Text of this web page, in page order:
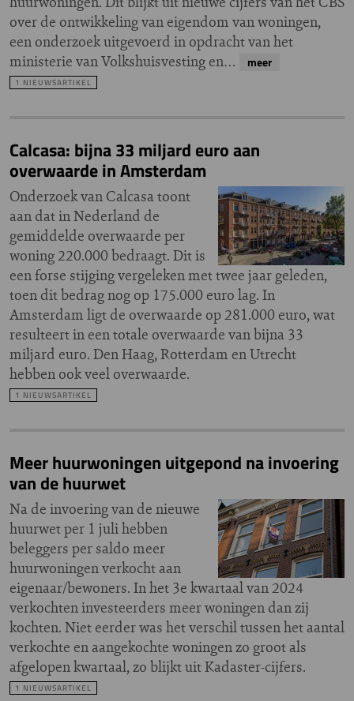
over de ontwikkeling van eigendom van woningen,
een onderzoek uitgevoerd in opdracht van het
ministerie van Volkshuisvesting en…
meer
1 NIEUWSARTIKEL
Calcasa: bijna 33 miljard euro aan
overwaarde in Amsterdam
Onderzoek van Calcasa toont
aan dat in Nederland de
gemiddelde overwaarde per
woning 220.000 bedraagt. Dit is
een forse stijging vergeleken met twee jaar geleden,
toen dit bedrag nog op 175.000 euro lag. In
Amsterdam ligt de overwaarde op 281.000 euro, wat
resulteert in een totale overwaarde van bijna 33
miljard euro. Den Haag, Rotterdam en Utrecht
hebben ook veel overwaarde.
1 NIEUWSARTIKEL
Meer huurwoningen uitgepond na invoering
van de huurwet
Na de invoering van de nieuwe
huurwet per 1 juli hebben
beleggers per saldo meer
huurwoningen verkocht aan
eigenaar/bewoners. In het 3e kwartaal van 2024
verkochten investeerders meer woningen dan zij
kochten. Niet eerder was het verschil tussen het aantal
verkochte en aangekochte woningen zo groot als
afgelopen kwartaal, zo blijkt uit Kadaster-cijfers.
1 NIEUWSARTIKEL